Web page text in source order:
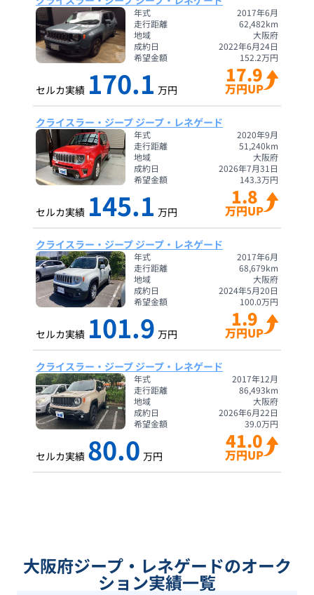
年式
2017年6月
走行距離
62,482km
地域
大阪府
成約日
2022年6月24日
希望金額
152.2万円
セルカ実績 170.1 万円
17.9
万円UP
クライスラー・ジープ ジープ・レネゲード
年式
2020年9月
走行距離
51,240km
地域
大阪府
成約日
2026年7月31日
希望金額
143.3万円
セルカ実績 145.1 万円
1.8
万円UP
クライスラー・ジープ ジープ・レネゲード
年式
2017年6月
走行距離
68,679km
地域
大阪府
成約日
2024年5月20日
希望金額
100.0万円
セルカ実績 101.9 万円
1.9
万円UP
クライスラー・ジープ ジープ・レネゲード
年式
2017年12月
走行距離
86,493km
地域
大阪府
成約日
2026年6月22日
希望金額
39.0万円
セルカ実績 80.0 万円
41.0
万円UP
大阪府ジープ・レネゲードのオーク
ション実績一覧